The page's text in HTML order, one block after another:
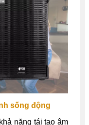
sống động
năng tái tạo âm